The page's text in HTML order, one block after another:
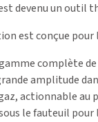
devenu un outil
est conçue
complète
amplitude
actionnable au
le fauteuil pour